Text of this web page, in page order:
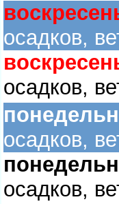
осадков,
осадков,
осадков,
осадков,